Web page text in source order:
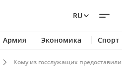
RU
Армия Экономика Спорт
Кому из госслужащих